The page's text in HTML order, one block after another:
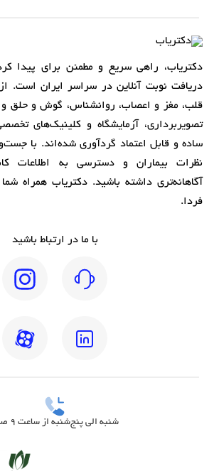
دکتریاب، راهی سریع و مطمئن برای پیدا
دریافت نوبت آنلاین در سراسر ایران است.
قلب، مغز و اعصاب، روانشناس، گوش و حلق و
تصویربرداری، آزمایشگاه و کلینیک‌های
ساده و قابل اعتماد گردآوری شده‌اند. با
نظرات بیماران و دسترسی به اطلاعات
آگاهانه‌تری داشته باشید. دکتریاب همراه
فردا.
با ما در ارتباط باشید
شنبه الی پنج‌شنبه از ساعت 9 صبح